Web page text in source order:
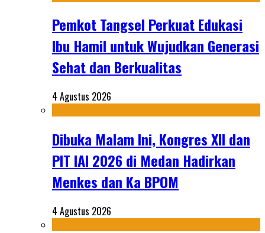
Pemkot Tangsel Perkuat Edukasi
Ibu Hamil untuk Wujudkan Generasi
Sehat dan Berkualitas
4 Agustus 2026
Dibuka Malam Ini, Kongres XII dan
PIT IAI 2026 di Medan Hadirkan
Menkes dan Ka BPOM
4 Agustus 2026